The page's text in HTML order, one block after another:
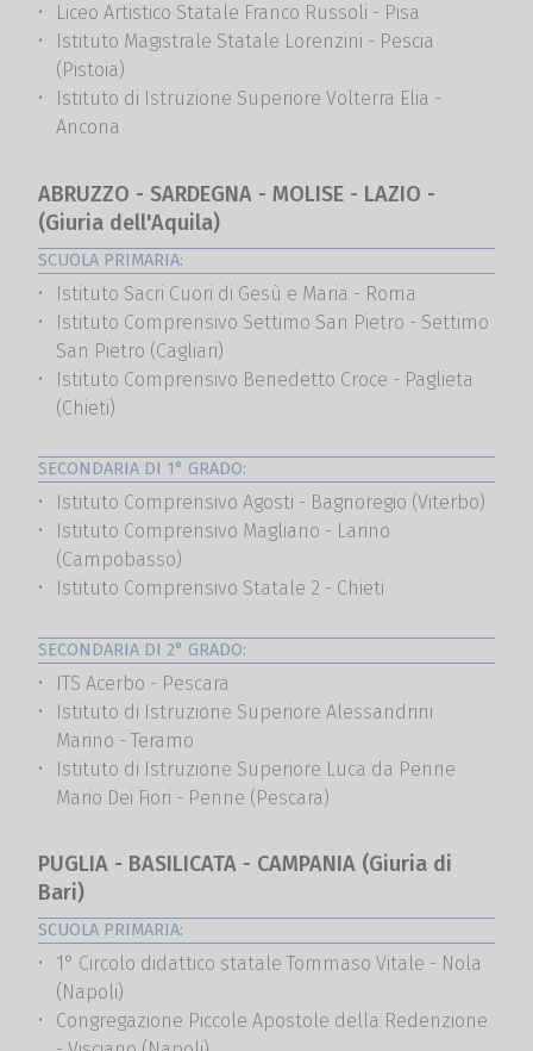
Liceo Artistico Statale Franco Russoli - Pisa
Istituto Magistrale Statale Lorenzini - Pescia
(Pistoia)
Istituto di Istruzione Superiore Volterra Elia -
Ancona
ABRUZZO - SARDEGNA - MOLISE - LAZIO -
(Giuria dell'Aquila)
SCUOLA PRIMARIA:
Istituto Sacri Cuori di Gesù e Maria - Roma
Istituto Comprensivo Settimo San Pietro - Settimo
San Pietro (Cagliari)
Istituto Comprensivo Benedetto Croce - Paglieta
(Chieti)
SECONDARIA DI 1° GRADO:
Istituto Comprensivo Agosti - Bagnoregio (Viterbo)
Istituto Comprensivo Magliano - Larino
(Campobasso)
Istituto Comprensivo Statale 2 - Chieti
SECONDARIA DI 2° GRADO:
ITS Acerbo - Pescara
Istituto di Istruzione Superiore Alessandrini
Marino - Teramo
Istituto di Istruzione Superiore Luca da Penne
Mario Dei Fiori - Penne (Pescara)
PUGLIA - BASILICATA - CAMPANIA (Giuria di
Bari)
SCUOLA PRIMARIA:
1° Circolo didattico statale Tommaso Vitale - Nola
(Napoli)
Congregazione Piccole Apostole della Redenzione